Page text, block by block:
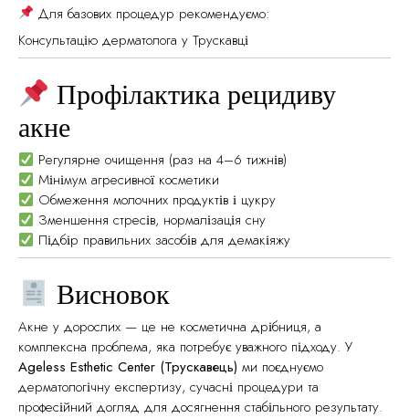
Для базових процедур рекомендуємо:
Консультацію дерматолога у Трускавці
Профілактика рецидиву
акне
Регулярне очищення (раз на 4–6 тижнів)
Мінімум агресивної косметики
Обмеження молочних продуктів і цукру
Зменшення стресів, нормалізація сну
Підбір правильних засобів для демакіяжу
Висновок
Акне у дорослих — це не косметична дрібниця, а
комплексна проблема, яка потребує уважного підходу. У
Ageless Esthetic Center (Трускавець) ми поєднуємо
дерматологічну експертизу, сучасні процедури та
професійний догляд для досягнення стабільного результату.